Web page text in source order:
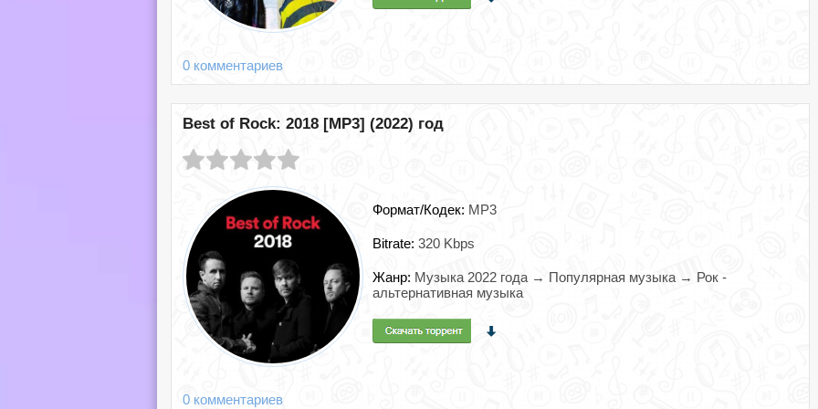
0 комментариев
Best of Rock: 2018 [MP3] (2022) год
Формат/Кодек: MP3
Bitrate: 320 Kbps
Жанр: Музыка 2022 года → Популярная музыка → Рок -
альтернативная музыка
0 комментариев